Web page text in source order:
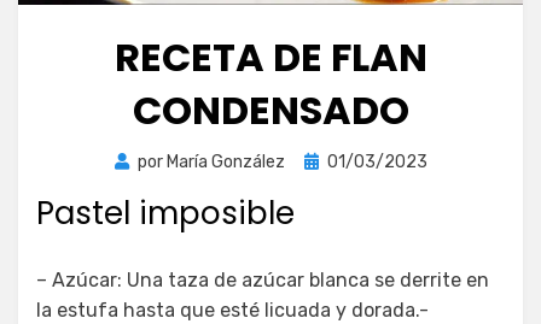
RECETA DE FLAN
CONDENSADO
por María González
Publicada
01/03/2023
Pastel imposible
– Azúcar: Una taza de azúcar blanca se derrite en
la estufa hasta que esté licuada y dorada.-